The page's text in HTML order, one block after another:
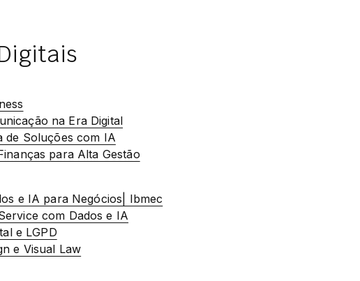
na Era Digital
de Soluções com IA
para Alta Gestão
e IA para Negócios| Ibmec
com Dados e IA
e LGPD
e Visual Law